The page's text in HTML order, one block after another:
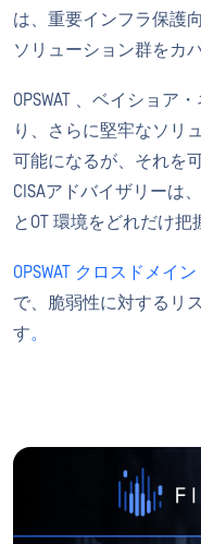
は、重要インフラ保護
ソリューション群をカ
OPSWAT 、ベイショア
り、さらに堅牢なソリ
可能になるが、それを
CISAアドバイザリーは、
とOT 環境をどれだけ把
OPSWAT クロスドメイ
で、脆弱性に対するリ
す。